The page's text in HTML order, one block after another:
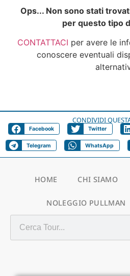
Ops... Non sono stati
per questo tipo
CONTATTACI per avere le
conoscere eventuali
CONDIVIDI
Facebook Twitter
Telegram WhatsApp
HOME CHI SIAMO
NOLEGGIO PULLMAN